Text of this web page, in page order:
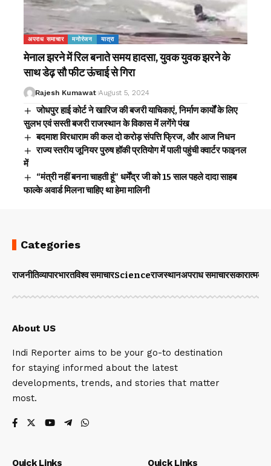
अपराध समाचार मनोरंजन यात्रा
मेनाल झरने में रिल बनाते समय हादसा, युवक युवक झरने के
साथ डेढ़ सौ फीट ऊंचाई से गिरा
Rajesh Kumawat August 5, 2024
जोधपुर हाई कोर्ट ने खारिज की बजरी याचिकाएं, निर्माण कार्यों के लिए
सुलभ एवं सस्ती बजरी राजस्थान के विकास में लगेंगे पंख
बदमाश विरधाराम की कल दो करोड़ संपत्ति फ्रिज, और आज निधन
राज्य स्तरीय जूनियर पुरुष हॉकी प्रतियोग में पाली पहुंची क्वार्टर फाइनल
में
“मंत्री नहीं बनना चाहती हूं” धर्मेंद्र जी को 15 साल पहले दादा साहब
फाल्के अवार्ड मिलना चाहिए था हेमा मालिनी
Categories
राजनीतिव्यापारभारतविश्व समाचारScienceराजस्थानअपराध समाचारसकारात्मक
About US
Indi Reporter aims to be your go-to destination
for staying informed about the latest
developments, trends, and stories that matter
most.
Quick Links Quick Links